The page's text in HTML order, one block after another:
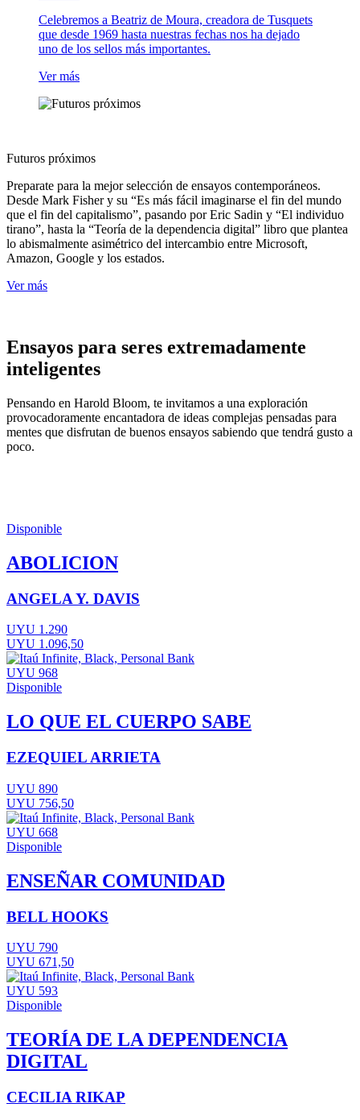
Celebremos a Beatriz de Moura, creadora de Tusquets
que desde 1969 hasta nuestras fechas nos ha dejado
uno de los sellos más importantes.
Ver más
Futuros próximos
Preparate para la mejor selección de ensayos contemporáneos.
Desde Mark Fisher y su “Es más fácil imaginarse el fin del mundo
que el fin del capitalismo”, pasando por Eric Sadin y “El individuo
tirano”, hasta la “Teoría de la dependencia digital” libro que plantea
lo abismalmente asimétrico del intercambio entre Microsoft,
Amazon, Google y los estados.
Ver más
Ensayos para seres extremadamente
inteligentes
Pensando en Harold Bloom, te invitamos a una exploración
provocadoramente encantadora de ideas complejas pensadas para
mentes que disfrutan de buenos ensayos sabiendo que tendrá gusto a
poco.
Disponible
ABOLICION
ANGELA Y. DAVIS
UYU 1.290
UYU 1.096,50
UYU 968
Disponible
LO QUE EL CUERPO SABE
EZEQUIEL ARRIETA
UYU 890
UYU 756,50
UYU 668
Disponible
ENSEÑAR COMUNIDAD
BELL HOOKS
UYU 790
UYU 671,50
UYU 593
Disponible
TEORÍA DE LA DEPENDENCIA
DIGITAL
CECILIA RIKAP